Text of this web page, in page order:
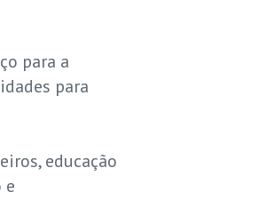
para a
para
educação
e